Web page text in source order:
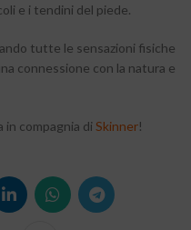
e i tendini del piede.
tutte le sensazioni fisiche
connessione con la natura e
in compagnia di Skinner!